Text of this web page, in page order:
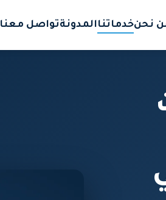
نحنخدماتناالمدونةتواصل معنا